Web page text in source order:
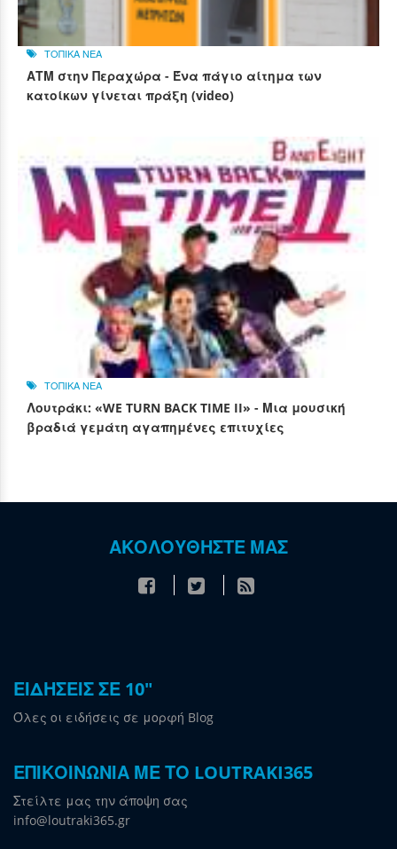
ΤΟΠΙΚΑ ΝΕΑ
ΑΤΜ στην Περαχώρα - Ένα πάγιο αίτημα των
κατοίκων γίνεται πράξη (video)
ΤΟΠΙΚΑ ΝΕΑ
Λουτράκι: «WE TURN BACK TIME II» - Μια μουσική
βραδιά γεμάτη αγαπημένες επιτυχίες
ΑΚΟΛΟΥΘΗΣΤΕ ΜΑΣ
ΕΙΔΗΣΕΙΣ ΣΕ 10"
Όλες οι ειδήσεις σε μορφή Blog
ΕΠΙΚΟΙΝΩΝΙΑ ΜΕ ΤΟ LOUTRAKI365
Στείλτε μας την άποψη σας
info@loutraki365.gr